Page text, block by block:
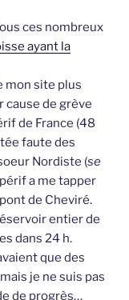
ces nombreux
ayant la
mon site plus
cause de grève
de France (48
faute des
Nordiste (se
a me tapper
de Cheviré.
entier de
dans 24 h.
que des
je ne suis pas
de progrès…